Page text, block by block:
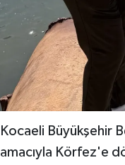
Kocaeli Büyükşehir
amacıyla Körfez'e